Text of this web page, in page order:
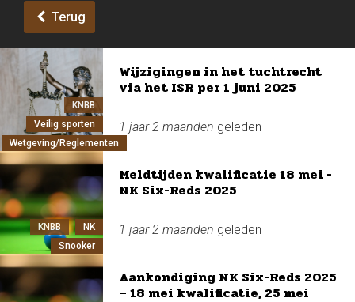
Terug
KNBB
Veilig sporten
Wetgeving/Reglementen
Wijzigingen in het tuchtrecht
via het ISR per 1 juni 2025
1 jaar 2 maanden geleden
KNBB
NK
Snooker
Meldtijden kwalificatie 18 mei -
NK Six-Reds 2025
1 jaar 2 maanden geleden
Aankondiging NK Six-Reds 2025
– 18 mei kwalificatie, 25 mei